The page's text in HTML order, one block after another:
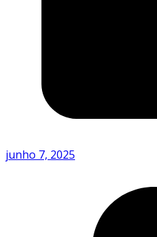
junho 7, 2025